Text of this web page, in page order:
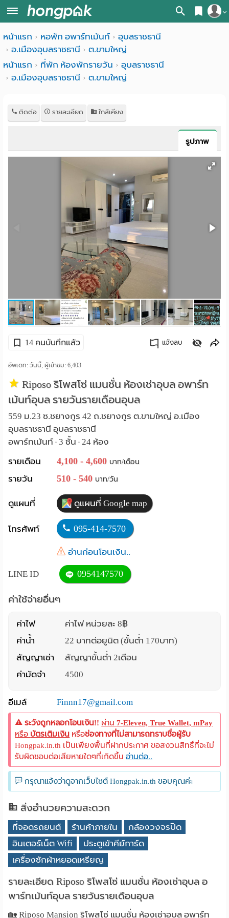
สมัครสมาชิก
เข้าสู่ระบบ
หน้า
ค้นหา
ค้นจากสถานีรถไฟฟ้า
ค้นแบบละเอียด
พาร์
พัก
ราย
วัน
ลง
โฆษณา
ลง
ประกาศ
Language
หน้าแรก หอพัก อพาร์ทเม้นท์
อุบลราชธานี
อ.เมืองอุบลราชธานี
ต.ขามใหญ่
หน้าแรก
ที่พัก ห้องพักรายวัน
อุบลราชธานี
อ.เมืองอุบลราชธานี
ต.ขามใหญ่
ติดต่อ รายละเอียด ใกล้เคียง
รูปภาพ
14 คนบันทึกแล้ว แจ้งลบ
อัพเดท: วันนี้, ผู้เข้าชม:6,403
Riposo ริโพสโซ่ แมนชั่น ห้องเช่าอุบล อพาร์ท
เม้นท์อุบล รายวันรายเดือนอุบล
559 ม.23 ซ.ชยางกูร 42 ถ.ชยางกูร ต.ขามใหญ่ อ.เมือง
อุบลราชธานี อุบลราชธานี
อพาร์ทเม้นท์ • 3 ชั้น • 24 ห้อง
รายเดือน
4,100 - 4,600 บาท/เดือน
รายวัน 510 - 540 บาท/วัน
ดูแผนที่ ดูแผนที่ Google map
โทรศัพท์ 095-414-7570
อ่านก่อนโอนเงิน..
LINE ID 0954147570
ค่าใช้จ่ายอื่นๆ
ค่าไฟ
ค่าไฟ หน่วยละ 8฿
ค่าน้ำ
22 บาทต่อยูนิต (ขั้นต่ำ 170บาท)
สัญญาเช่า
สัญญาขั้นต่ำ 2เดือน
ค่ามัดจำ
4500
อีเมล์ Finnn17@gmail.com
ระวังถูกหลอกโอนเงิน!! ผ่าน7-Eleven, True Wallet, mPay
หรือ บัตรเติมเงิน หรือช่องทางที่ไม่สามารถทราบชื่อผู้รับ
Hongpak.in.th เป็นเพียงพื้นที่ฝากประกาศ ขอสงวนสิทธิ์ที่จะไม่
รับผิดชอบต่อเสียหายใดๆที่เกิดขึ้นอ่านต่อ..
กรุณาแจ้งว่าดูจากเว็บไซต์ Hongpak.in.th ขอบคุณค่ะ
สิ่งอำนวยความสะดวก
ที่จอดรถยนต์ ร้านค้าภายใน
กล้องวงจรปิด
อินเตอร์เน็ต Wifi
ประตูเข้าคีย์การ์ด
เครื่องซักผ้าหยอดเหรียญ
รายละเอียด Riposo ริโพสโซ่ แมนชั่น ห้องเช่าอุบล อ
พาร์ทเม้นท์อุบล รายวันรายเดือนอุบล
🏡 Riposo Mansion ริโพสโซ่ แมนชั่น ห้องเช่าอุบล อพาร์ท